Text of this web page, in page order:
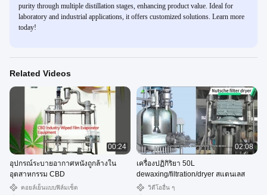
purity through multiple distillation stages, enhancing product value. Ideal for
laboratory and industrial applications, it offers customized solutions. Learn more
today!
Related Videos
00:24
อุปกรณ์ระบายอากาศหนังถูกล้างใน
อุตสาหกรรม CBD
คอยล์เย็นแบบฟิล์มเช็ด
02:08
เครื่องปฏิกิริยา 50L
dewaxing/filtration/dryer สแตนเลส
วิดีโออื่น ๆ